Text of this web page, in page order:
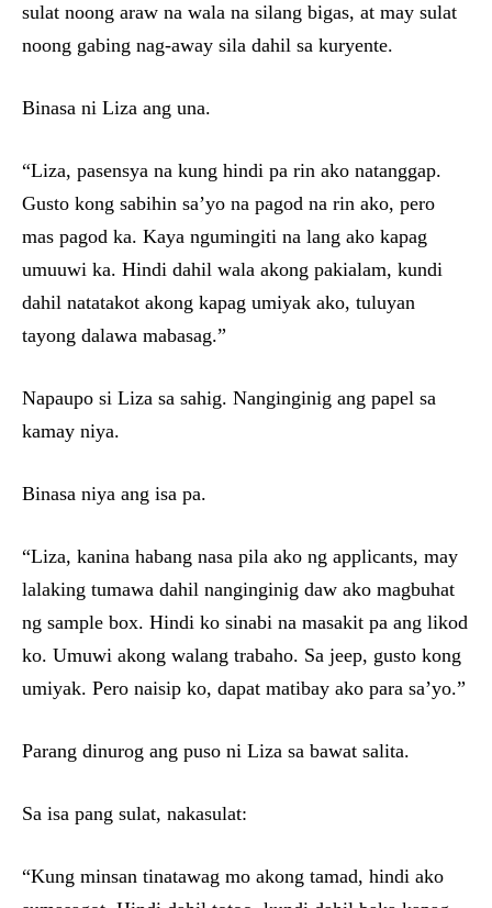
sulat noong araw na wala na silang bigas, at may sulat
noong gabing nag-away sila dahil sa kuryente.
Binasa ni Liza ang una.
“Liza, pasensya na kung hindi pa rin ako natanggap.
Gusto kong sabihin sa’yo na pagod na rin ako, pero
mas pagod ka. Kaya ngumingiti na lang ako kapag
umuuwi ka. Hindi dahil wala akong pakialam, kundi
dahil natatakot akong kapag umiyak ako, tuluyan
tayong dalawa mabasag.”
Napaupo si Liza sa sahig. Nanginginig ang papel sa
kamay niya.
Binasa niya ang isa pa.
“Liza, kanina habang nasa pila ako ng applicants, may
lalaking tumawa dahil nanginginig daw ako magbuhat
ng sample box. Hindi ko sinabi na masakit pa ang likod
ko. Umuwi akong walang trabaho. Sa jeep, gusto kong
umiyak. Pero naisip ko, dapat matibay ako para sa’yo.”
Parang dinurog ang puso ni Liza sa bawat salita.
Sa isa pang sulat, nakasulat:
“Kung minsan tinatawag mo akong tamad, hindi ako